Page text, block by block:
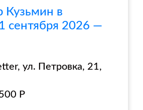
Кузьмин в
сентября 2026 —
ул. Петровка, 21,
Р